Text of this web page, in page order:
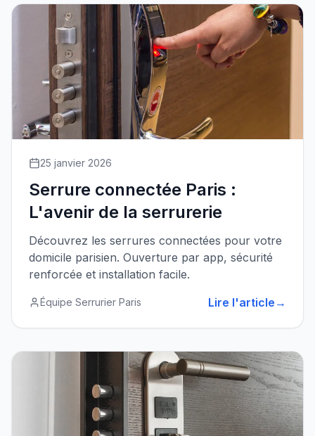
25 janvier 2026
Serrure connectée Paris :
L'avenir de la serrurerie
Découvrez les serrures connectées pour votre
domicile parisien. Ouverture par app, sécurité
renforcée et installation facile.
Équipe Serrurier Paris Lire l'article →